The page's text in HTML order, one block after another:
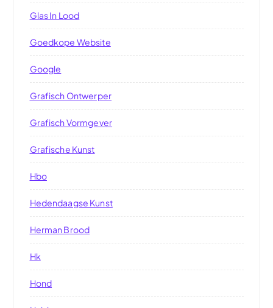
Glas In Lood
Goedkope Website
Google
Grafisch Ontwerper
Grafisch Vormgever
Grafische Kunst
Hbo
Hedendaagse Kunst
Herman Brood
Hk
Hond